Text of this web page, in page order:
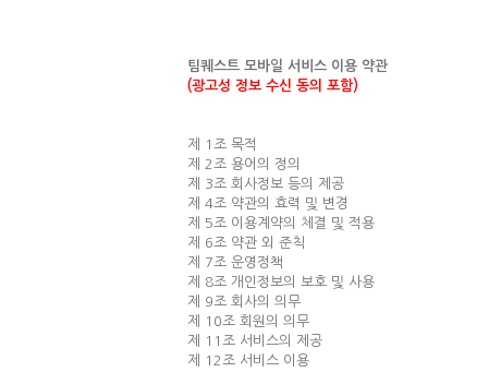
팀퀘스트 모바일 서비스 이용 약관
(광고성 정보 수신 동의 포함)
제 1조 목적
제 2조 용어의 정의
제 3조 회사정보 등의 제공
제 4조 약관의 효력 및 변경
제 5조 이용계약의 체결 및 적용
제 6조 약관 외 준칙
제 7조 운영정책
제 8조 개인정보의 보호 및 사용
제 9조 회사의 의무
제 10조 회원의 의무
제 11조 서비스의 제공
제 12조 서비스 이용